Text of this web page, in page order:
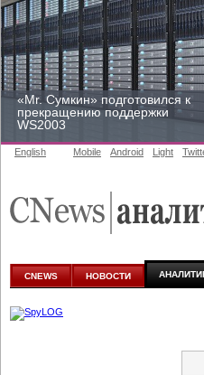
«Mr. Сумкин» подготовился к
прекращению поддержки
WS2003
к аналитике
English Mobile Android Light
CNEWS НОВОСТИ